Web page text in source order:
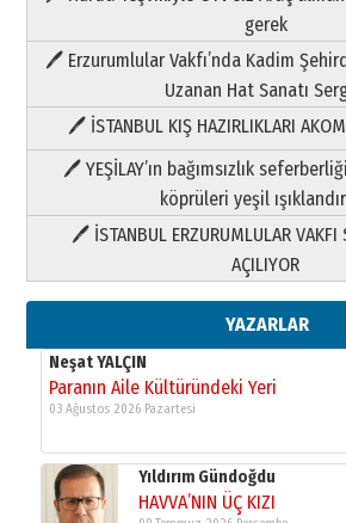
gerek
🖊 Erzurumlular Vakfı’nda Kadim
Uzanan Hat Sanatı
🖊 İSTANBUL KIŞ HAZIRLIKLARI
🖊 YEŞİLAY’ın bağımsızlık
köprüleri yeşil
🖊 İSTANBUL ERZURUMLULAR VAKFI
AÇILIYOR
YAZARLAR
Paranın Aile Kültüründeki Yeri
03 Ağustos 2026 Pazartesi
Yıldırım Gündoğdu
HAVVA’NIN ÜÇ KIZI
09 Temmuz 2026 Perşembe
Yusuf POLAT
Şampiyonluk Sebahattin
11 Mayıs 2026 Pazartesi
Neşat YALÇIN
Paranın Aile Kültüründeki Yeri
03 Ağustos 2026 Pazartesi
Yıldırım Gündoğdu
HAVVA’NIN ÜÇ KIZI